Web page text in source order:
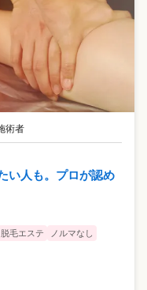
! ⌒⌒⌒⌒⌒⌒⌒⌒
々、健全なサロン運営に取
連続で合格。 JEOより日
をしたとし、 その功績を
喜んで
タッフの家族も幸せになれ
術者
い人も。プロが認め
脱毛エステ
ノルマなし